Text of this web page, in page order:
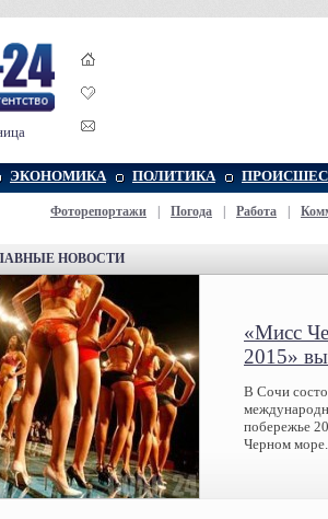
ЭКОНОМИКА ПОЛИТИКА
Фоторепортажи Погода Работа
НОВОСТИ
«Мисс
2015»
В Сочи
побережье
Черном